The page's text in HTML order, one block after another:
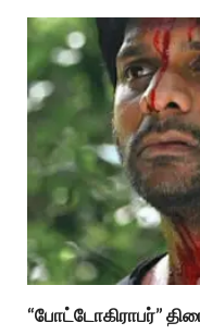
“போட்டோகிராபர்”